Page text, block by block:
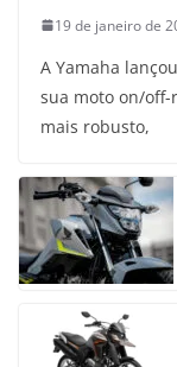
19 de janeiro de
A Yamaha
sua moto on/off-
mais robusto,